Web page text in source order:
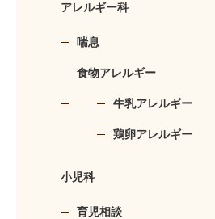
アレルギー科
喘息
食物アレルギー
牛乳アレルギー
鶏卵アレルギー
小児科
育児相談